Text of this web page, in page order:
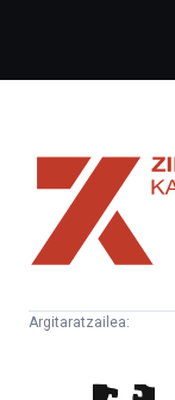
Zientzia
Kaiera
Argitaratzailea:
Zientifikoko